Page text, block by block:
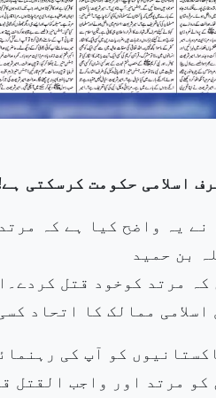
اسلامی حکومت کرسکتی
نے یہ واضح کیا ہے کہ
بن حمید
کہ مرتد کوخود قتل
ممالک کا اتحاد
کو آپ کی
کو مرتد اور واجب القتل